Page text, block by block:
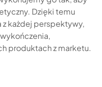
Dzięki temu
z każdej perspektywy,
produktach z marketu.